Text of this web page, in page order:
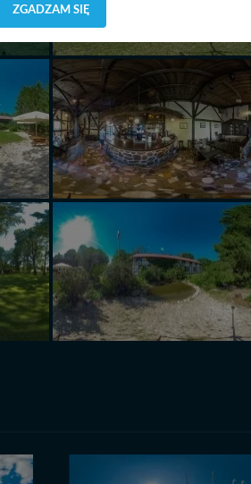
jest elementem usługi (przekazanie
Serwisu.
Kreacja Monika Borkowska, z
za pośrednictwem tejstrony.
danych, zażądać ich poprawienia lub
możliwe techniczne zrealizowanie Twoich
umożliwia Ci skasowanie tych
nowo...
ZGADZAM SIĘ